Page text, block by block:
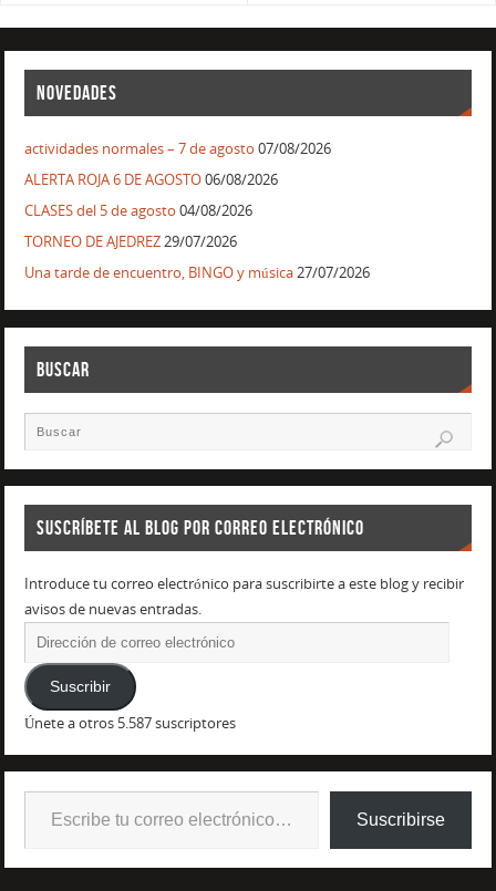
NOVEDADES
actividades normales – 7 de agosto 07/08/2026
ALERTA ROJA 6 DE AGOSTO06/08/2026
CLASES del 5 de agosto 04/08/2026
TORNEO DE AJEDREZ29/07/2026
Una tarde de encuentro, BINGO y música27/07/2026
BUSCAR
SUSCRÍBETE AL BLOG POR CORREO ELECTRÓNICO
Introduce tu correo electrónico para suscribirte a este blog y recibir
avisos de nuevas entradas.
Suscribir
Únete a otros 5.587 suscriptores
Suscribirse